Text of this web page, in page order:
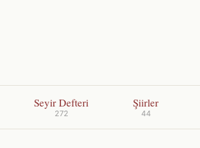
Seyir Defteri
272
Şiirler
44